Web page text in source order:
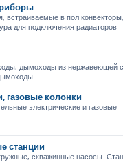
встраиваемые в пол конвекторы,
для подключения радиаторов
дымоходы из нержавеющей
газовые колонки
электрические и газовые
станции
скважинные насосы.